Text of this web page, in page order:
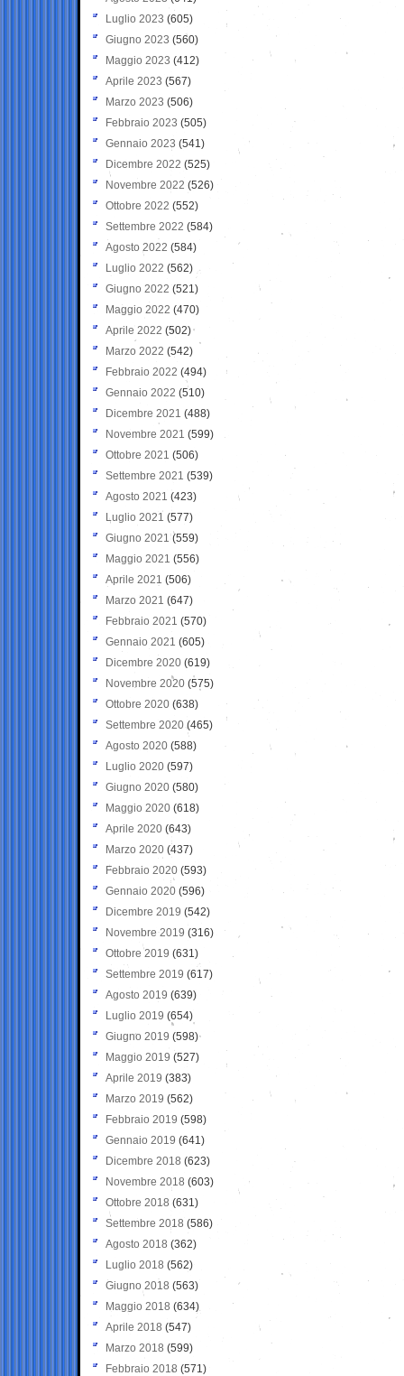
Luglio 2023 (605)
Giugno 2023 (560)
Maggio 2023 (412)
Aprile 2023 (567)
Marzo 2023 (506)
Febbraio 2023 (505)
Gennaio 2023 (541)
Dicembre 2022 (525)
Novembre 2022 (526)
Ottobre 2022 (552)
Settembre 2022 (584)
Agosto 2022 (584)
Luglio 2022 (562)
Giugno 2022 (521)
Maggio 2022 (470)
Aprile 2022 (502)
Marzo 2022 (542)
Febbraio 2022 (494)
Gennaio 2022 (510)
Dicembre 2021 (488)
Novembre 2021 (599)
Ottobre 2021 (506)
Settembre 2021 (539)
Agosto 2021 (423)
Luglio 2021 (577)
Giugno 2021(559)
Maggio 2021 (556)
Aprile 2021 (506)
Marzo 2021 (647)
Febbraio 2021 (570)
Gennaio 2021 (605)
Dicembre 2020 (619)
Novembre 2020 (575)
Ottobre 2020 (638)
Settembre 2020(465)
Agosto 2020 (588)
Luglio 2020 (597)
Giugno 2020 (580)
Maggio 2020 (618)
Aprile 2020 (643)
Marzo 2020 (437)
Febbraio 2020 (593)
Gennaio 2020 (596)
Dicembre 2019 (542)
Novembre 2019 (316)
Ottobre 2019 (631)
Settembre 2019 (617)
Agosto 2019 (639)
Luglio 2019 (654)
Giugno 2019 (598)
Maggio 2019 (527)
Aprile 2019 (383)
Marzo 2019 (562)
Febbraio 2019 (598)
Gennaio 2019 (641)
Dicembre 2018 (623)
Novembre 2018 (603)
Ottobre 2018 (631)
Settembre 2018 (586)
Agosto 2018 (362)
Luglio 2018 (562)
Giugno 2018 (563)
Maggio 2018 (634)
Aprile 2018 (547)
Marzo 2018 (599)
Febbraio 2018 (571)